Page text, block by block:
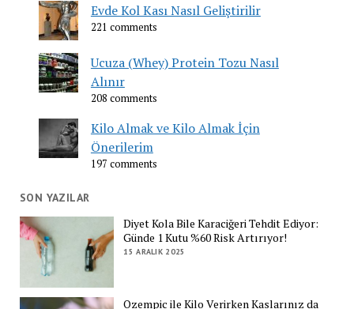
Evde Kol Kası Nasıl Geliştirilir
221 comments
Ucuza (Whey) Protein Tozu Nasıl
Alınır
208 comments
Kilo Almak ve Kilo Almak İçin
Önerilerim
197 comments
SON YAZILAR
Diyet Kola Bile Karaciğeri Tehdit Ediyor:
Günde 1 Kutu %60 Risk Artırıyor!
15 ARALIK 2025
Ozempic ile Kilo Verirken Kaslarınız da